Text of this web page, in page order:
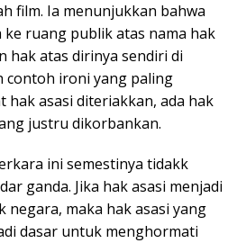
film. Ia menunjukkan bahwa
ke ruang publik atas nama hak
hak atas dirinya sendiri di
contoh ironi yang paling
hak asasi diteriakkan, ada hak
justru dikorbankan.
ini semestinya tidakk
ganda. Jika hak asasi menjadi
maka hak asasi yang
dasar untuk menghormati